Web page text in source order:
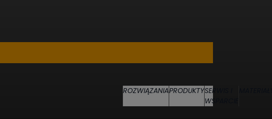
ROZWIĄZANIAPRODUKTYSERWIS I
WSPARCIE